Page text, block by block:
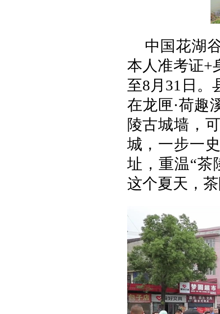
中国花湖
本人准考证+
至8月31日。
在龙匣·荷趣
陵古城墙，
城，一步一
址，重温“茶
这个夏天，